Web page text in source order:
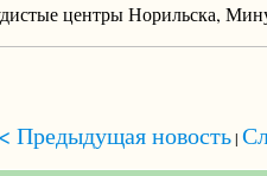
центры Норильска,
Предыдущая новость|